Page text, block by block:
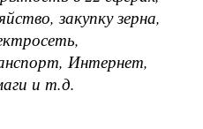
закупку зерна,
Интернет,
и т.д.